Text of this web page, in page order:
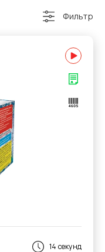
Фильтр
14 секунд